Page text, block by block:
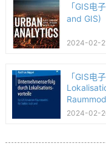
「GIS电
and GIS)
2024-02-
「GIS电
2024-02-